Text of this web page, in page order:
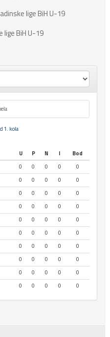
lige BiH U-19
lige BiH U-19
1. kola
U P N I
Bod
0 0 0 0
0
0 0 0 0
0
0 0 0 0
0
0 0 0 0
0
0 0 0 0
0
0 0 0 0
0
0 0 0 0
0
0 0 0 0
0
0 0 0 0
0
0 0 0 0 0